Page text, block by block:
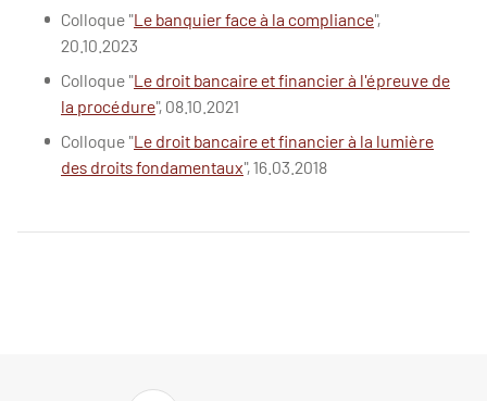
Colloque "Le banquier face à la compliance",
20.10.2023
Colloque "Le droit bancaire et financier à l'épreuve de
la procédure", 08.10.2021
Colloque "Le droit bancaire et financier à la lumière
des droits fondamentaux", 16.03.2018